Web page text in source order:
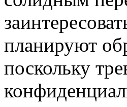
планируют
поскольку